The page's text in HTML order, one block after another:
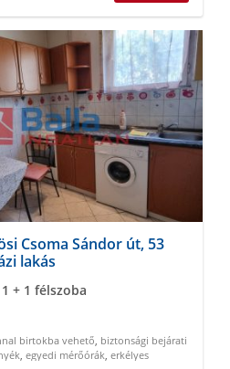
Csoma Sándor út, 53
lakás
1 + 1 félszoba
birtokba vehető, biztonsági bejárati
, egyedi mérőórák, erkélyes